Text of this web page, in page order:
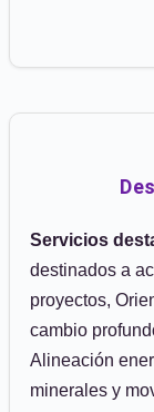
Servicios
destinados a
proyectos,
cambio
Alineación
minerales y